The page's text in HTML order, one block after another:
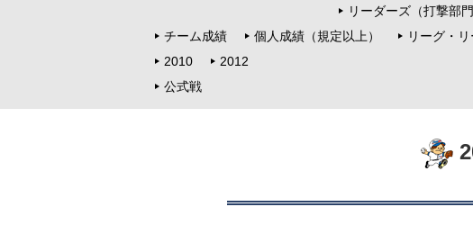
リーダーズ（打撃部門
チーム成績
個人成績（規定以上） リーグ・
2010
2012
公式戦